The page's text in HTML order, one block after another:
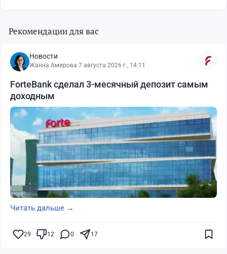
Рекомендации для вас
Новости
Жанна Амирова·7 августа 2026 г., 14:11
ForteBank сделал 3-месячный депозит самым
доходным
Читать дальше →
29 12 0 17